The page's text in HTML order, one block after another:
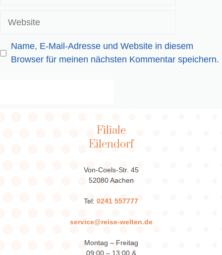
Website
Name, E-Mail-Adresse und Website in diesem
Browser für meinen nächsten Kommentar speichern.
Filiale
Eilendorf
Von-Coels-Str. 45
52080 Aachen
Tel: 0241 557777
service@reise-welten.de
Montag – Freitag
09:00 – 13:00 &